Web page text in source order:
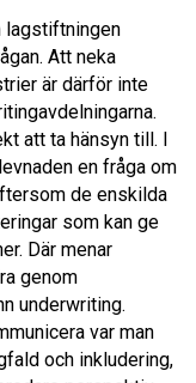
lagstiftningen
Att neka
är därför inte
att ta hänsyn till. I
en fråga om
de enskilda
som kan ge
Där menar
genom
underwriting.
var man
och inkludering,